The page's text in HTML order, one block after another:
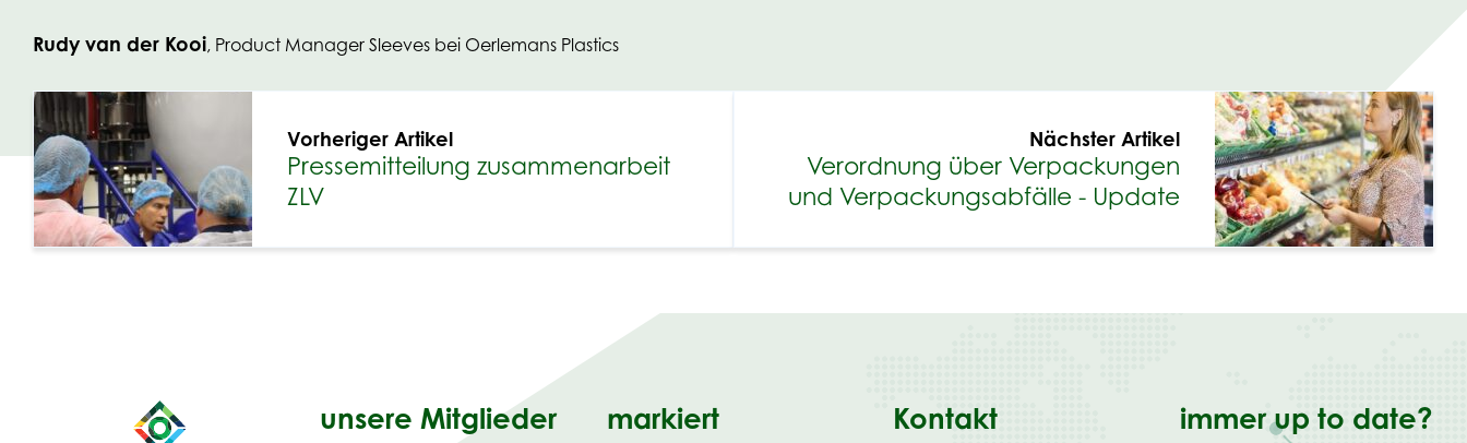
Rudy van der Kooi, Product Manager Sleeves bei Oerlemans Plastics
Vorheriger Artikel
Pressemitteilung zusammenarbeit
ZLV
Nächster Artikel
Verordnung über Verpackungen
und Verpackungsabfälle - Update
unsere Mitglieder markiert Kontakt immer up to date?